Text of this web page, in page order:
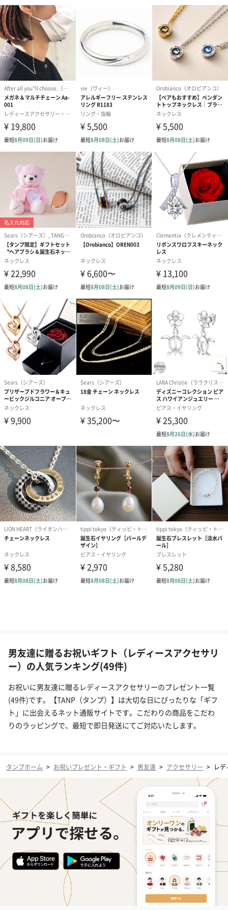
男友達に贈るお祝いギフト（レディースアクセサリ
ー）の人気ランキング(49件)
お祝いに男友達に贈るレディースアクセサリーのプレゼント一覧
(49件)です。【TANP（タンプ）】は大切な日にぴったりな「ギフ
ト」に出会えるネット通販サイトです。こだわりの商品をこだわ
りのラッピングで、最短で即日発送にてご対応いたします。
タンプホーム > お祝いプレゼント・ギフト > 男友達 > アクセサリー > レ